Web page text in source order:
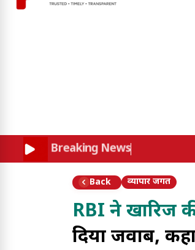
Breaking News
Back व्यापार जगत
RBI ने खारिज
दिया जवाब,